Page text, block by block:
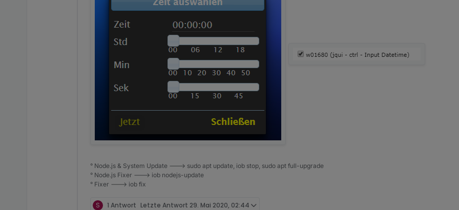
° Node.js & System Update ---> sudo apt update, iob stop, sudo apt full-upgrade
° Node.js Fixer ---> iob nodejs-update
° Fixer ---> iob fix
S 1 Antwort Letzte Antwort 29. Mai 2020, 02:44